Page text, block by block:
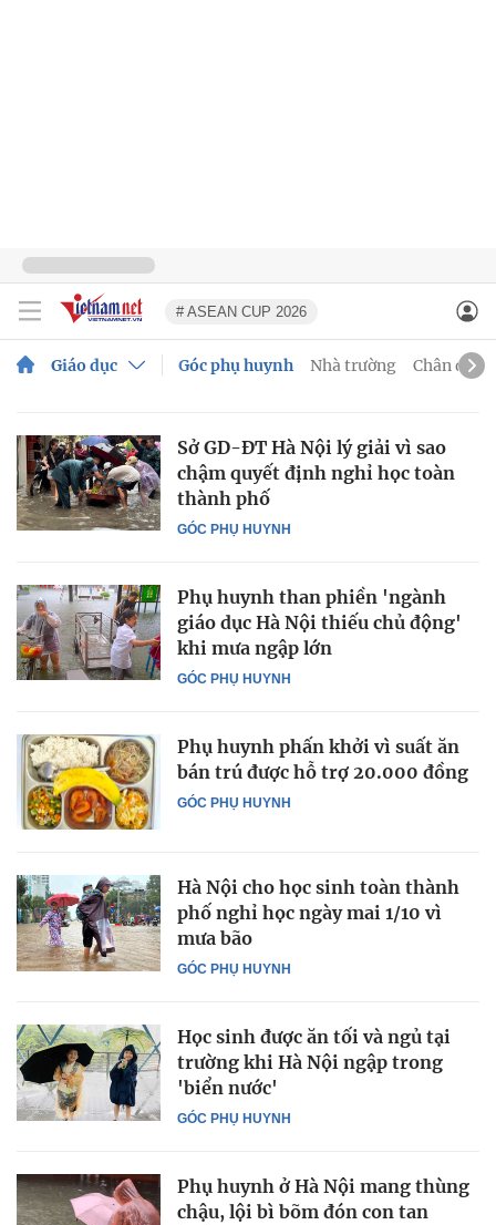
# ASEAN CUP 2026
Giáo dục Nhà trường Chân dung
Góc phụ huynh
GÓC PHỤ HUYNH
Sở GD-ĐT Hà Nội lý giải vì sao
chậm quyết định nghỉ học toàn
thành phố
GÓC PHỤ HUYNH
Phụ huynh than phiền 'ngành
giáo dục Hà Nội thiếu chủ động'
khi mưa ngập lớn
GÓC PHỤ HUYNH
Phụ huynh phấn khởi vì suất ăn
bán trú được hỗ trợ 20.000 đồng
GÓC PHỤ HUYNH
Hà Nội cho học sinh toàn thành
phố nghỉ học ngày mai 1/10 vì
mưa bão
GÓC PHỤ HUYNH
Học sinh được ăn tối và ngủ tại
trường khi Hà Nội ngập trong
'biển nước'
Phụ huynh ở Hà Nội mang thùng
chậu, lội bì bõm đón con tan